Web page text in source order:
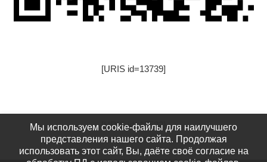
[URIS id=13739]
[URIS id=17522]
Мы используем cookie-файлы для наилучшего
представления нашего сайта. Продолжая
использовать этот сайт, Вы, даёте своё согласие на